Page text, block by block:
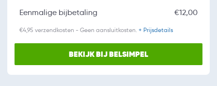
Eenmalige bijbetaling €12,00
€4,95 verzendkosten - Geen aansluitkosten. + Prijsdetails
BEKIJK BIJ BELSIMPEL